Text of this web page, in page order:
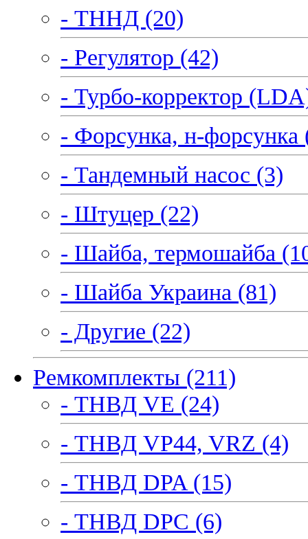
- ТННД (20)
- Регулятор (42)
- Турбо-корректор
- Форсунка, н-форсунка
- Тандемный насос (3)
- Штуцер (22)
- Шайба, термошайба
- Шайба Украина (81)
- Другие (22)
Ремкомплекты (211)
- ТНВД VE (24)
- ТНВД VP44, VRZ (4)
- ТНВД DPA (15)
- ТНВД DPC (6)